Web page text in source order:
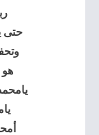
حتى
هو